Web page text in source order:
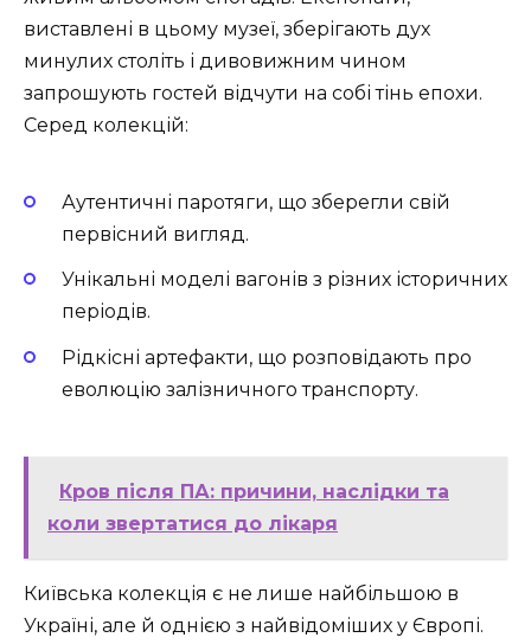
виставлені в цьому музеї, зберігають дух
минулих століть і дивовижним чином
запрошують гостей відчути на собі тінь епохи.
Серед колекцій:
Аутентичні паротяги, що зберегли свій
первісний вигляд.
Унікальні моделі вагонів з різних історичних
періодів.
Рідкісні артефакти, що розповідають про
еволюцію залізничного транспорту.
Кров після ПА: причини, наслідки та
коли звертатися до лікаря
Київська колекція є не лише найбільшою в
Україні, але й однією з найвідоміших у Європі.